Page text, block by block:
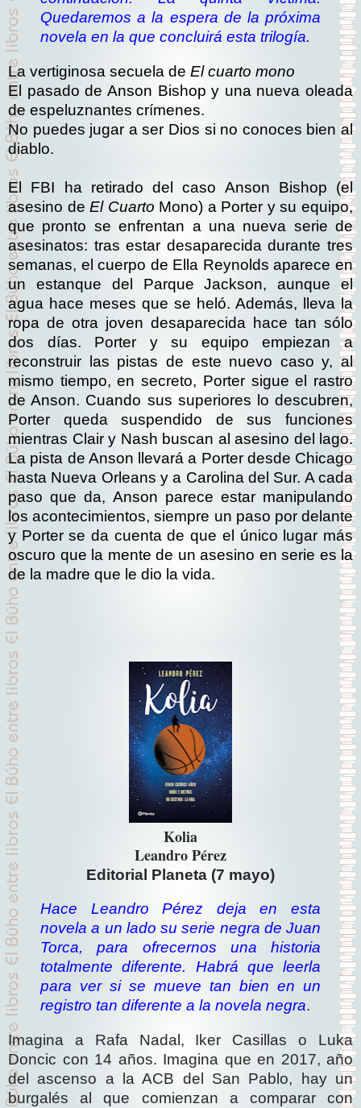
Quedaremos a la espera de la próxima
novela en la que concluirá esta trilogía.
La vertiginosa secuela de El cuarto mono
El pasado de Anson Bishop y una nueva oleada
de espeluznantes crímenes.
No puedes jugar a ser Dios si no conoces bien al
diablo.
El FBI ha retirado del caso Anson Bishop (el
asesino deEl Cuarto Mono) a Porter y su equipo,
que pronto se enfrentan a una nueva serie de
asesinatos: tras estar desaparecida durante tres
semanas, el cuerpo de Ella Reynolds aparece en
un estanque del Parque Jackson, aunque el
agua hace meses que se heló. Además, lleva la
ropa de otra joven desaparecida hace tan sólo
dos días. Porter y su equipo empiezan a
reconstruir las pistas de este nuevo caso y, al
mismo tiempo, en secreto, Porter sigue el rastro
de Anson. Cuando sus superiores lo descubren,
Porter queda suspendido de sus funciones
mientras Clair y Nash buscan al asesino del lago.
La pista de Anson llevará a Porter desde Chicago
hasta Nueva Orleans y a Carolina del Sur. A cada
paso que da, Anson parece estar manipulando
los acontecimientos, siempre un paso por delante
y Porter se da cuenta de que el único lugar más
oscuro que la mente de un asesino en serie es la
de la madre que le dio la vida.
Kolia
Leandro Pérez
Editorial Planeta (7 mayo)
Hace Leandro Pérez deja en esta
novela a un lado su serie negra de Juan
Torca, para ofrecernos una historia
totalmente diferente. Habrá que leerla
para ver si se mueve tan bien en un
registro tan diferente a la novela negra.
Imagina a Rafa Nadal, Iker Casillas o Luka
Doncic con 14 años. Imagina que en 2017, año
del ascenso a la ACB del San Pablo, hay un
burgalés al que comienzan a comparar con